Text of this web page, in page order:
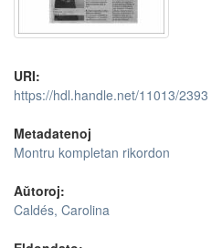
URI:
https://hdl.handle.net/11013/2393
Metadatenoj
Montru kompletan rikordon
Aŭtoroj:
Caldés, Carolina